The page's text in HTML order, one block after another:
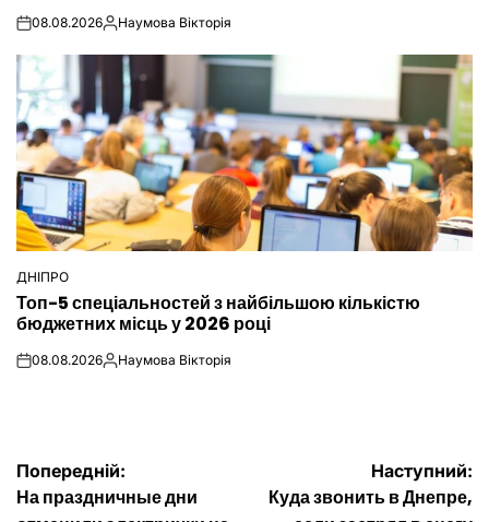
on08.08.2026Опубліковано
Наумова Вікторія
ОПУБЛІКУВАТИ
ДНІПРО
Топ-5 спеціальностей з найбільшою кількістю
бюджетних місць у 2026 році
on08.08.2026Опубліковано
Наумова Вікторія
Навігація
Попередній:
На праздничные дни
Наступний:
Куда звонить в Днепре,